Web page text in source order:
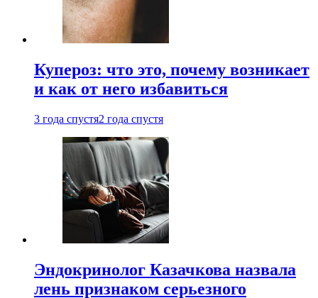
Купероз: что это, почему возникает
и как от него избавиться
3 года спустя2 года спустя
Эндокринолог Казачкова назвала
лень признаком серьезного